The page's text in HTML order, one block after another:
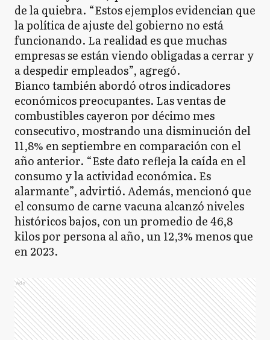
de la quiebra. “Estos ejemplos evidencian que
la política de ajuste del gobierno no está
funcionando. La realidad es que muchas
empresas se están viendo obligadas a cerrar y
a despedir empleados”, agregó.
Bianco también abordó otros indicadores
económicos preocupantes. Las ventas de
combustibles cayeron por décimo mes
consecutivo, mostrando una disminución del
11,8% en septiembre en comparación con el
año anterior. “Este dato refleja la caída en el
consumo y la actividad económica. Es
alarmante”, advirtió. Además, mencionó que
el consumo de carne vacuna alcanzó niveles
históricos bajos, con un promedio de 46,8
kilos por persona al año, un 12,3% menos que
en 2023.
Ads